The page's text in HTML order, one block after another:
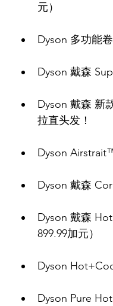
元）
Dyson 多功能
Dyson 戴森
Dyson 戴森 新
拉直头发！
Dyson
Dyson 戴森
Dyson 戴森
899.99加元）
Dyson
Dyson Pure